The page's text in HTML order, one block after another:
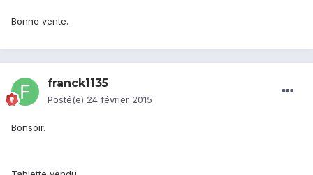
Bonne vente.
franck1135
Posté(e) 24 février 2015
Bonsoir.